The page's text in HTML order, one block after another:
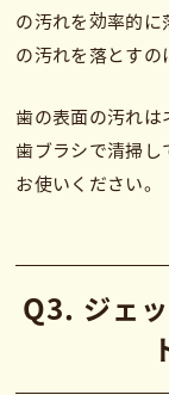
の汚れを効率的に
の汚れを落とすの
歯の表面の汚れは
歯ブラシで清掃し
お使いください。
Q3. ジェ